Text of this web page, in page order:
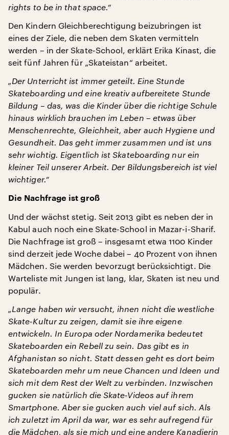
rights to be in that space.“
Den Kindern Gleichberechtigung beizubringen ist
eines der Ziele, die neben dem Skaten vermitteln
werden – in der Skate-School, erklärt Erika Kinast, die
seit fünf Jahren für „Skateistan“ arbeitet.
„Der Unterricht ist immer geteilt. Eine Stunde
Skateboarding und eine kreativ aufbereitete Stunde
Bildung – das, was die Kinder über die richtige Schule
hinaus wirklich brauchen im Leben – etwas über
Menschenrechte, Gleichheit, aber auch Hygiene und
Gesundheit. Das geht immer zusammen und ist uns
sehr wichtig. Eigentlich ist Skateboarding nur ein
kleiner Teil unserer Arbeit. Der Bildungsbereich ist viel
wichtiger.“
Die Nachfrage ist groß
Und der wächst stetig. Seit 2013 gibt es neben der in
Kabul auch noch eine Skate-School in Mazar-i-Sharif.
Die Nachfrage ist groß – insgesamt etwa 1100 Kinder
sind derzeit jede Woche dabei – 40 Prozent von ihnen
Mädchen. Sie werden bevorzugt berücksichtigt. Die
Warteliste mit Jungen ist lang, klar, Skaten ist neu und
populär.
„Lange haben wir versucht, ihnen nicht die westliche
Skate-Kultur zu zeigen, damit sie ihre eigene
entwickeln. In Europa oder Nordamerika bedeutet
Skateboarden ein Rebell zu sein. Das gibt es in
Afghanistan so nicht. Statt dessen geht es dort beim
Skateboarden mehr um neue Chancen und Ideen und
sich mit dem Rest der Welt zu verbinden. Inzwischen
gucken sie natürlich die Skate-Videos auf ihrem
Smartphone. Aber sie gucken auch viel auf sich. Als
ich zuletzt im April da war, war es sehr aufregend für
die Mädchen, als sie mich und eine andere Kanadierin